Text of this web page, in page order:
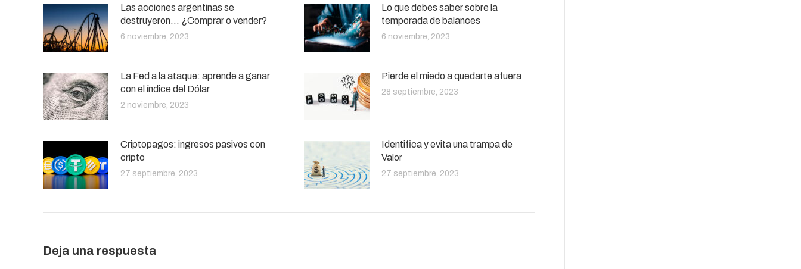
Las acciones argentinas se
destruyeron… ¿Comprar o vender?
6 noviembre, 2023
Lo que debes saber sobre la
temporada de balances
6 noviembre, 2023
La Fed a la ataque: aprende a ganar
con el índice del Dólar
2 noviembre, 2023
Pierde el miedo a quedarte afuera
28 septiembre, 2023
Criptopagos: ingresos pasivos con
cripto
27 septiembre, 2023
Identifica y evita una trampa de
Valor
27 septiembre, 2023
Deja una respuesta